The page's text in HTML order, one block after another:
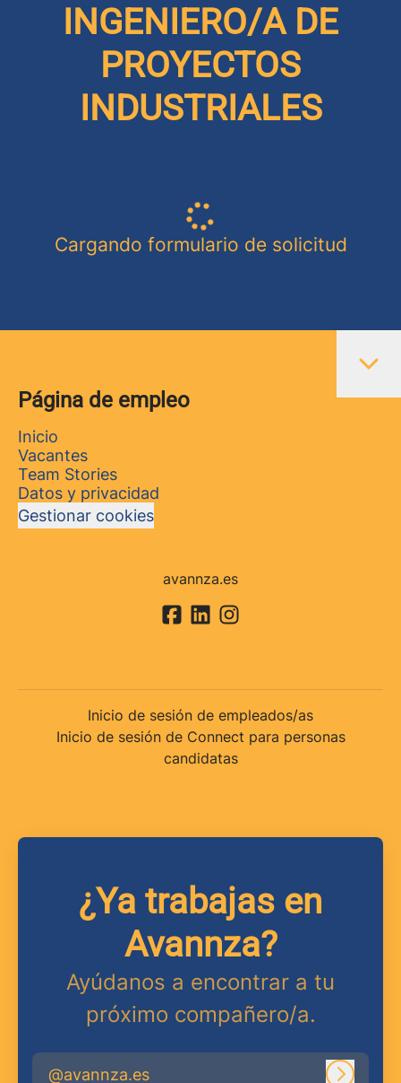
INGENIERO/A DE
PROYECTOS
INDUSTRIALES
Cargando formulario de solicitud
Página de empleo
Inicio
Vacantes
Team Stories
Datos y privacidad
Gestionar cookies
avannza.es
Inicio de sesión de empleados/as
Inicio de sesión de Connect para personas
candidatas
¿Ya trabajas en
Avannza?
Ayúdanos a encontrar a tu
próximo compañero/a.
@avannza.es